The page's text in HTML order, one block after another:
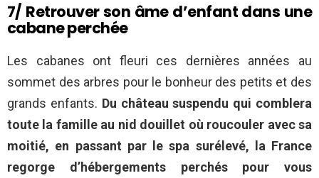
7/ Retrouver son âme d’enfant dans une
cabane perchée
Les cabanes ont fleuri ces dernières années au
sommet des arbres pour le bonheur des petits et des
grands enfants. Du château suspendu qui comblera
toute la famille au nid douillet où roucouler avec sa
moitié, en passant par le spa surélevé, la France
regorge d’hébergements perchés pour vous